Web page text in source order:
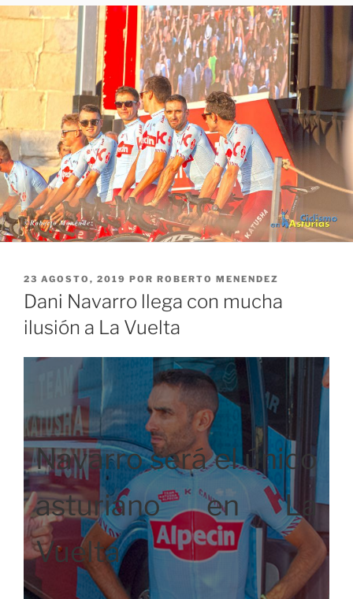
PUBLICADO
EL
23 AGOSTO, 2019 POR ROBERTO MENENDEZ
Dani Navarro llega con mucha
ilusión a La Vuelta
Navarro será el único
asturiano en La
Vuelta